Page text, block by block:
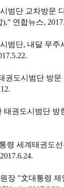
범단 교차방문
연합뉴스,
범단, 내달 무주
권도시범단 방
태권도시범단 방
령 세계태권도
원장 "文대통령